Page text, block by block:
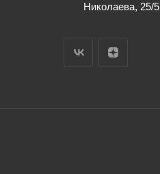
Николаева, 25/5